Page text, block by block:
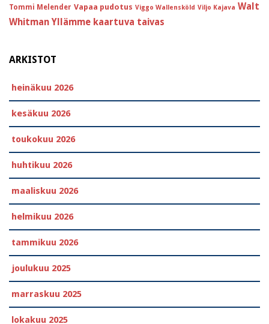
Tommi Melender Vapaa pudotus Viggo Wallensköld Viljo Kajava Walt
Whitman Yllämme kaartuva taivas
ARKISTOT
heinäkuu 2026
kesäkuu 2026
toukokuu 2026
huhtikuu 2026
maaliskuu 2026
helmikuu 2026
tammikuu 2026
joulukuu 2025
marraskuu 2025
lokakuu 2025